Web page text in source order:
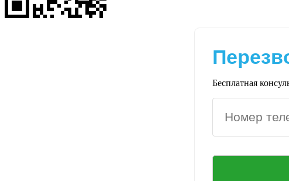
Бесплатная